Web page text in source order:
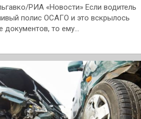
РИА «Новости» Если водитель
полис ОСАГО и это вскрылось
документов, то ему…